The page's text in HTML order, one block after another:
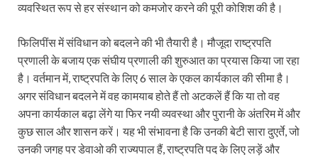
व्यवस्थित रूप से हर संस्थान को कमजोर करने की पूरी कोशिश की है।
फिलिपींस में संविधान को बदलने की भी तैयारी है। मौजूदा राष्ट्रपति
प्रणाली के बजाय एक संघीय प्रणाली की शुरुआत का प्रयास किया जा रहा
है। वर्तमान में, राष्ट्रपति के लिए 6 साल के एकल कार्यकाल की सीमा है।
अगर संविधान बदलने में वह कामयाब होते हैं तो अटकलें हैं कि या तो वह
अपना कार्यकाल बढ़ा लेंगे या फिर नयी व्यवस्था और पुरानी के अंतरिम में और
कुछ साल और शासन करें। यह भी संभावना है कि उनकी बेटी सारा दुएर्ते, जो
उनकी जगह पर डेवाओ की राज्यपाल हैं, राष्ट्रपति पद के लिए लड़ें और